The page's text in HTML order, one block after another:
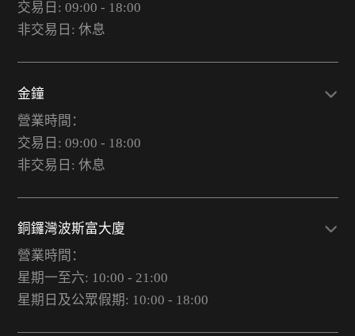
交易日: 09:00 - 18:00
非交易日: 休息
金鐘
營業時間：
交易日: 09:00 - 18:00
非交易日: 休息
銅鑼灣波斯富大廈
營業時間：
星期一至六: 10:00 - 21:00
星期日及公眾假期: 10:00 - 18:00